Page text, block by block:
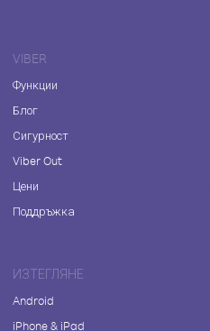
VIBER
Функции
Блог
Сигурност
Viber Out
Цени
Поддръжка
ИЗТЕГЛЯНЕ
Android
iPhone & iPad